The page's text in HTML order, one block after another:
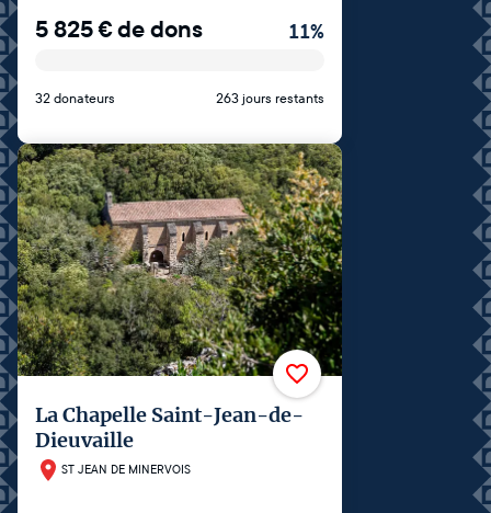
5 825€de dons 11%
32 donateurs 263 jours restants
La Chapelle Saint-Jean-de-
Dieuvaille
ST JEAN DE MINERVOIS